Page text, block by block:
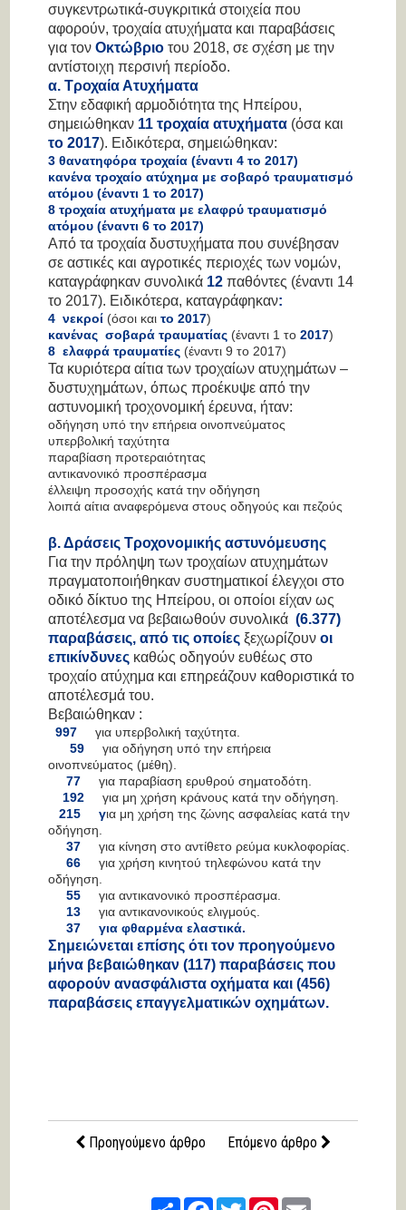
συγκεντρωτικά-συγκριτικά στοιχεία που
αφορούν, τροχαία ατυχήματα και παραβάσεις
για τονΟκτώβριοτου 2018, σε σχέση με την
αντίστοιχη περσινή περίοδο.
α. Τροχαία Ατυχήματα
Στην εδαφική αρμοδιότητα της Ηπείρου,
σημειώθηκαν 11 τροχαία ατυχήματα (όσα και
το 2017). Ειδικότερα, σημειώθηκαν:
3θανατηφόρα τροχαία (έναντι 4 το 2017)
κανένατροχαίο ατύχημα με σοβαρό τραυματισμό
ατόμου (έναντι 1 το 2017)
8τροχαία ατυχήματα με ελαφρύ τραυματισμό
ατόμου (έναντι 6 το 2017)
Από τα τροχαία δυστυχήματα που συνέβησαν
σε αστικές και αγροτικές περιοχές των νομών,
καταγράφηκαν συνολικά 12παθόντες (έναντι 14
το 2017). Ειδικότερα, καταγράφηκαν:
4 νεκροί (όσοι καιτο 2017)
κανένας σοβαρά τραυματίας (έναντι 1 το 2017)
8 ελαφρά τραυματίες (έναντι 9 το 2017)
Τα κυριότερα αίτια των τροχαίων ατυχημάτων –
δυστυχημάτων, όπως προέκυψε από την
αστυνομική τροχονομική έρευνα, ήταν:
οδήγηση υπό την επήρεια οινοπνεύματος
υπερβολική ταχύτητα
παραβίαση προτεραιότητας
αντικανονικό προσπέρασμα
έλλειψη προσοχής κατά την οδήγηση
λοιπά αίτια αναφερόμενα στους οδηγούς και πεζούς
β. Δράσεις Τροχονομικής αστυνόμευσης
Για την πρόληψη των τροχαίων ατυχημάτων
πραγματοποιήθηκαν συστηματικοί έλεγχοι στο
οδικό δίκτυο της Ηπείρου, οι οποίοι είχαν ως
αποτέλεσμα να βεβαιωθούν συνολικά(6.377)
παραβάσεις,από τις οποίες ξεχωρίζουνοι
επικίνδυνες καθώς οδηγούν ευθέως στο
τροχαίο ατύχημα και επηρεάζουν καθοριστικά το
αποτέλεσμά του.
Βεβαιώθηκαν :
997για υπερβολική ταχύτητα.
59για οδήγηση υπό την επήρεια
οινοπνεύματος (μέθη).
77
για παραβίαση ερυθρού σηματοδότη.
192για μη χρήση κράνους κατά την οδήγηση.
215για μη χρήση της ζώνης ασφαλείας κατά την
οδήγηση.
37για κίνηση στο αντίθετο ρεύμα κυκλοφορίας.
66για χρήση κινητού τηλεφώνου κατά την
οδήγηση.
55για αντικανονικό προσπέρασμα.
13 για αντικανονικούς ελιγμούς.
37για φθαρμένα ελαστικά.
Σημειώνεται επίσης ότιτον προηγούμενο
μήνα βεβαιώθηκαν(117)παραβάσεις που
αφορούν ανασφάλιστα οχήματα και(456)
παραβάσεις επαγγελματικών οχημάτων.
Προηγούμενο άρθρο Επόμενο άρθρο
ShareFacebook
TwitterPinterestEmail